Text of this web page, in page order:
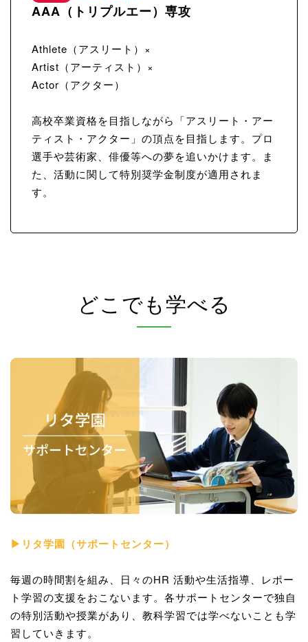
AAA（トリプルエー）専攻
Athlete（アスリート）×
Artist（アーティスト）×
Actor（アクター）
高校卒業資格を目指しながら「アスリート・アー
ティスト・アクター」の頂点を目指します。プロ
選手や芸術家、俳優等への夢を追いかけます。ま
た、活動に関して特別奨学金制度が適用されま
す。
どこでも学べる
▶リタ学園（サポートセンター）
毎週の時間割を組み、日々のHR 活動や生活指導、レポー
ト学習の支援をおこないます。各サポートセンターで独自
の特別活動や授業があり、教科学習では学べないことも学
習していきます。